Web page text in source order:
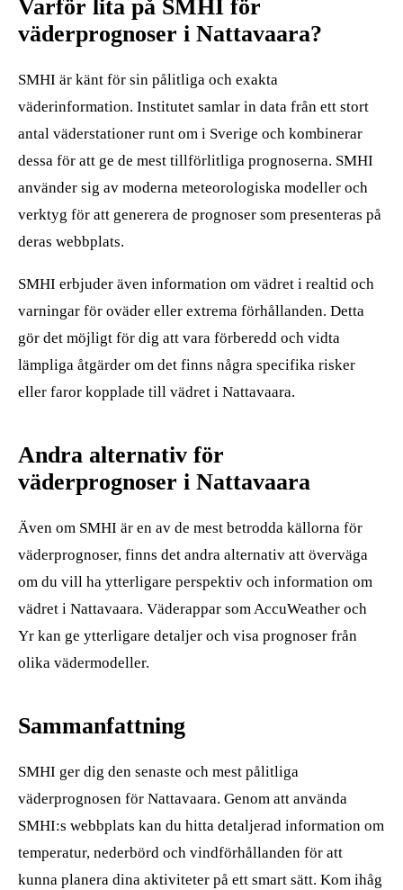
Varför lita på SMHI för
väderprognoser i Nattavaara?
SMHI är känt för sin pålitliga och exakta
väderinformation. Institutet samlar in data från ett stort
antal väderstationer runt om i Sverige och kombinerar
dessa för att ge de mest tillförlitliga prognoserna. SMHI
använder sig av moderna meteorologiska modeller och
verktyg för att generera de prognoser som presenteras på
deras webbplats.
SMHI erbjuder även information om vädret i realtid och
varningar för oväder eller extrema förhållanden. Detta
gör det möjligt för dig att vara förberedd och vidta
lämpliga åtgärder om det finns några specifika risker
eller faror kopplade till vädret i Nattavaara.
Andra alternativ för
väderprognoser i Nattavaara
Även om SMHI är en av de mest betrodda källorna för
väderprognoser, finns det andra alternativ att överväga
om du vill ha ytterligare perspektiv och information om
vädret i Nattavaara. Väderappar som AccuWeather och
Yr kan ge ytterligare detaljer och visa prognoser från
olika vädermodeller.
Sammanfattning
SMHI ger dig den senaste och mest pålitliga
väderprognosen för Nattavaara. Genom att använda
SMHI:s webbplats kan du hitta detaljerad information om
temperatur, nederbörd och vindförhållanden för att
kunna planera dina aktiviteter på ett smart sätt. Kom ihåg